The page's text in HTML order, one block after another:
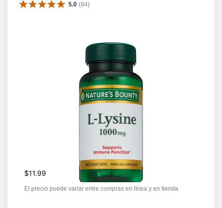
5.0 (84)
$11.99
El precio puede variar entre compras en línea y en tienda